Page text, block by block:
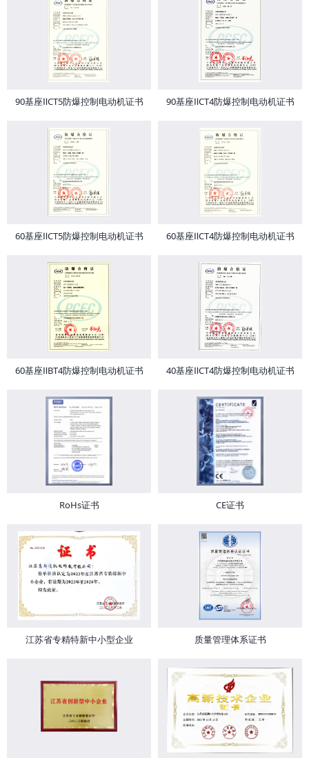
90基座ⅡCT5防爆控制电动机证书 90基座ⅡCT4防爆控制电动机证书
60基座ⅡCT5防爆控制电动机证书 60基座ⅡCT4防爆控制电动机证书
60基座ⅡBT4防爆控制电动机证书 40基座ⅡCT4防爆控制电动机证书
RoHs证书 CE证书
江苏省专精特新中小型企业 质量管理体系证书